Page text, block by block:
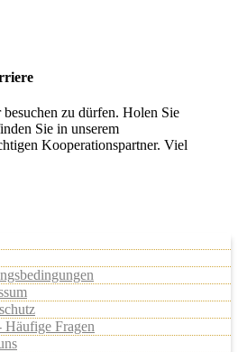
zu dürfen. Holen Sie
Sie in unserem
Kooperationspartner. Viel
Häufige Fragen